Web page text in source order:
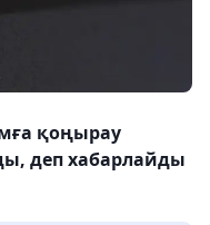
қоңырау
деп хабарлайды